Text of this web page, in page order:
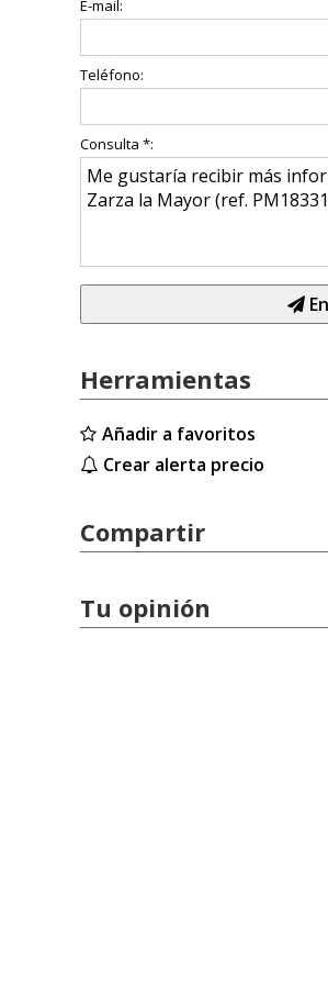
E-mail:
Teléfono:
Consulta *:
Herramientas
Añadir a favoritos
Crear alerta precio
Compartir
Tu opinión